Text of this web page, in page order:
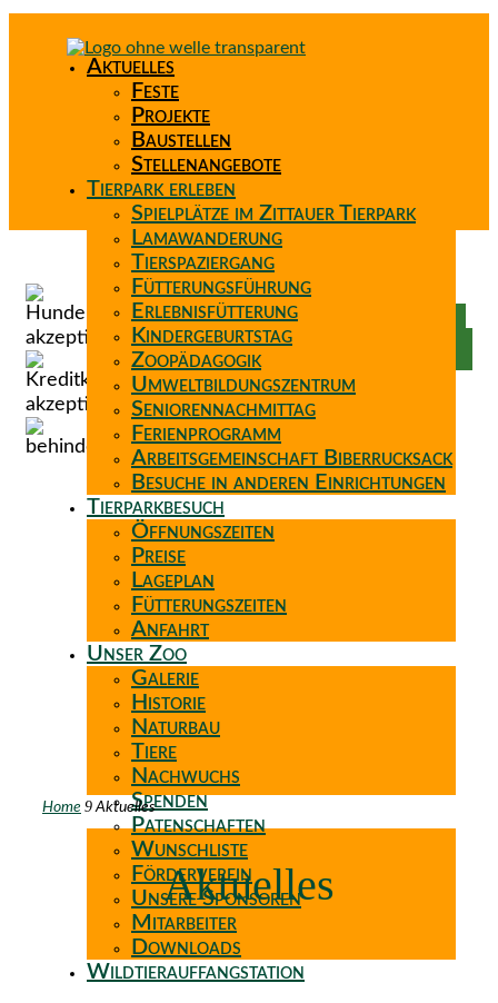
Aktuelles
Feste
Projekte
Baustellen
Stellenangebote
Tierpark erleben
Spielplätze im Zittauer Tierpark
Lamawanderung
Tierspaziergang
Fütterungsführung
Erlebnisfütterung
Kindergeburtstag
Zoopädagogik
Umweltbildungszentrum
Seniorennachmittag
Ferienprogramm
Arbeitsgemeinschaft Biberrucksack
Besuche in anderen Einrichtungen
Tierparkbesuch
Öffnungszeiten
Preise
Lageplan
Fütterungszeiten
Anfahrt
Unser Zoo
Galerie
Historie
Naturbau
Tiere
Nachwuchs
Spenden
Patenschaften
Wunschliste
Förderverein
Unsere Sponsoren
Mitarbeiter
Downloads
Wildtierauffangstation
Home 9 Aktuelles
Aktuelles